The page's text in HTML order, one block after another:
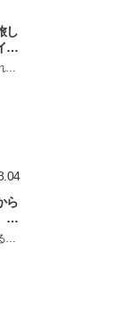
し
ン
か
イ
パ
ら
医